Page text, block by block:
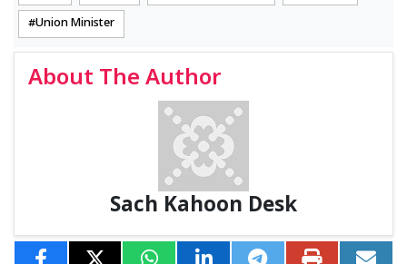
Union Minister
About The Author
Sach Kahoon Desk